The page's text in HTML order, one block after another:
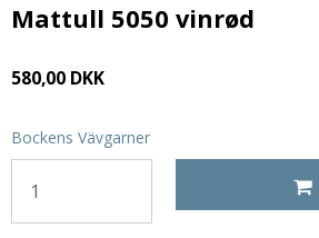
Mattull 5050 vinrød
580,00 DKK
Bockens Vävgarner